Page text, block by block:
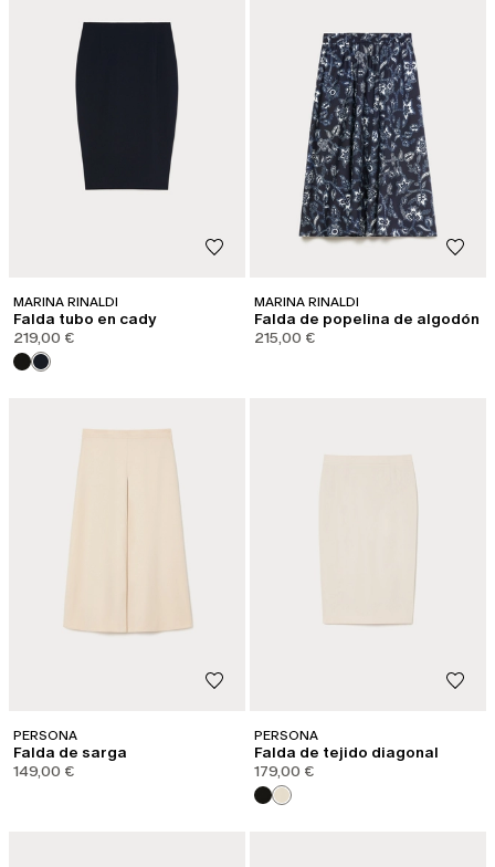
MARINA RINALDI
Falda tubo en cady
219,00 €
MARINA RINALDI
Falda de popelina de algodón
215,00 €
PERSONA
Falda de sarga
149,00 €
PERSONA
Falda de tejido diagonal
179,00 €